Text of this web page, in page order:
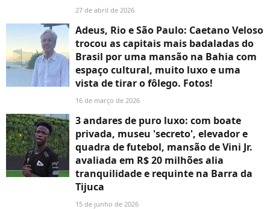
27 de abril de 2026
Adeus, Rio e São Paulo: Caetano Veloso
trocou as capitais mais badaladas do
Brasil por uma mansão na Bahia com
espaço cultural, muito luxo e uma
vista de tirar o fôlego. Fotos!
16 de março de 2026
3 andares de puro luxo: com boate
privada, museu 'secreto', elevador e
quadra de futebol, mansão de Vini Jr.
avaliada em R$ 20 milhões alia
tranquilidade e requinte na Barra da
Tijuca
15 de junho de 2026